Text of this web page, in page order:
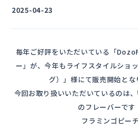
2025-04-23
毎年ご好評をいただいている「
ー」が、今年もライフスタイルショ
グ）」様にて販売開始とな
今回お取り扱いいただいているのは
のフレーバーです
フラミンゴピーチ